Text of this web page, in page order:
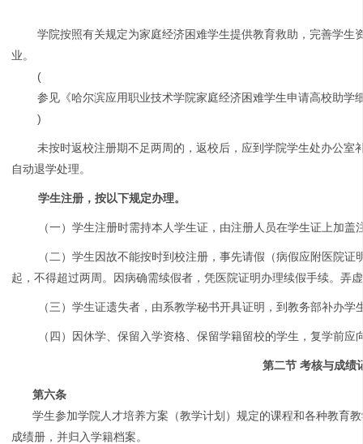
学院按照有关规定为家庭经济困难学生提供教育救助，完善学生
业。
(
参见《哈尔滨应用职业技术学院家庭经济困难学生申请高校助学
)
未按时返校注册期不足两周的，返校后，应到学院学生处办公
自动退学处理。
学生注册，按以下规定办理。
（一）学生注册时需持本人学生证，由注册人员在学生证上加
（二）学生因故不能按时到校注册，事先请假（病假应附医院
起，不得超过两周。因病确需续假者，凭医院证明办理续假手续。弄
（三）学生证遗失者，由系教学秘书开具证明，到教务部补办学
（四）因休学、保留入学资格、保留学籍留校的学生，复学前
第二节 考核与成绩
第六条
学生参加学院人才培养方案（教学计划）规定的课程和各种教育
成绩册，并归入学籍档案。